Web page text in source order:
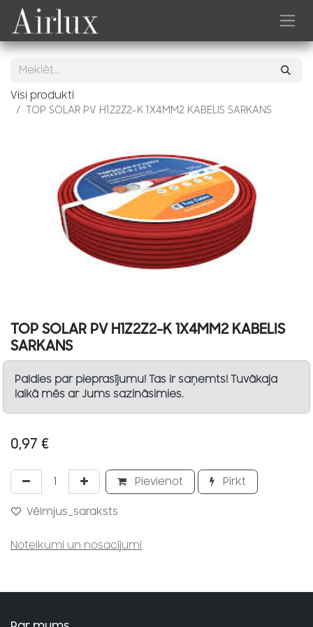
Skip to Content
Visi produkti
TOP SOLAR PV H1Z2Z2-K 1X4MM2 KABELIS SARKANS
TOP SOLAR PV H1Z2Z2-K 1X4MM2 KABELIS
SARKANS
Paldies par pieprasījumu! Tas ir saņemts! Tuvākaja
laikā mēs ar Jums sazināsimies.
0,97 €
Pievienot Pirkt
Vēlmjus_saraksts
Noteikumi un nosacījumi